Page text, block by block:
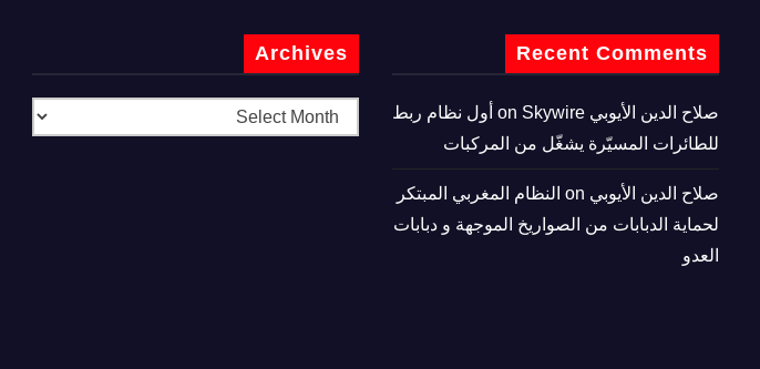
Recent Comments
صلاح الدين الأيوبي
Skywire أول نظام ربط
للطائرات المسيّرة يشغّل من المركبات
صلاح الدين الأيوبي
النظام المغربي المبتكر
لحماية الدبابات من الصواريخ الموجهة و دبابات
العدو
Archives